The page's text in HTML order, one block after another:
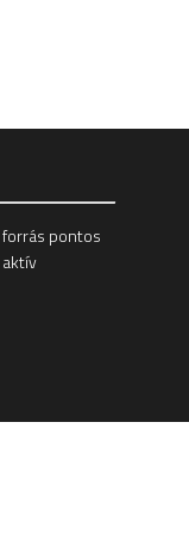
pontos